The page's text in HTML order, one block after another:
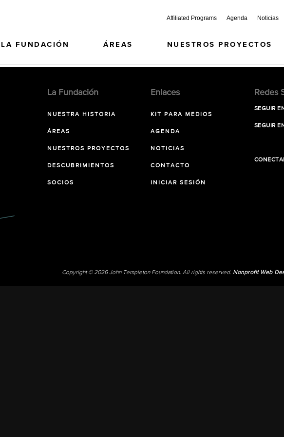
Affiliated Programs Agenda Noticias
LA FUNDACIÓN ÁREAS NUESTROS PROYECTOS
La Fundación
NUESTRA HISTORIA
ÁREAS
NUESTROS PROYECTOS
DESCUBRIMIENTOS
SOCIOS
Enlaces
KIT PARA MEDIOS
AGENDA
NOTICIAS
CONTACTO
INICIAR SESIÓN
Redes
SEGUIR
SEGUIR
Copyright © 2026 John Templeton Foundation. All rights reserved. Nonprofit Web